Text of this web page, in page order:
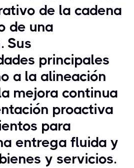
de la cadena
de una
Sus
principales
a la alineación
mejora continua
proactiva
para
entrega fluida y
y servicios.